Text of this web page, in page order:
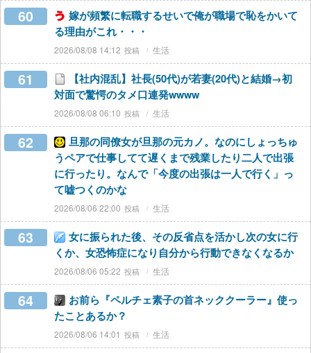
60
嫁が頻繁に転職するせいで俺が職場で恥をかいて
る理由がこれ・・・
2026/08/08 14:12 生活
61
【社内混乱】社長(50代)が若妻(20代)と結婚→初
対面で驚愕のタメ口連発wwww
2026/08/08 06:10 生活
62
旦那の同僚女が旦那の元カノ。なのにしょっちゅ
うペアで仕事してて遅くまで残業したり二人で出張
に行ったり。なんで「今度の出張は一人で行く」っ
て嘘つくのかな
2026/08/06 22:00 生活
63
女に振られた後、その反省点を活かし次の女に行
くか、女恐怖症になり自分から行動できなくなるか
2026/08/06 05:22 生活
64
お前ら『ペルチェ素子の首ネッククーラー』使っ
たことあるか？
2026/08/06 14:01 生活